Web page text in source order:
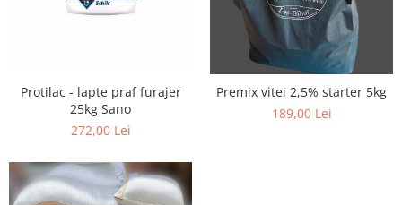
Cuști transport animale mici
Aparate gard electric
Fir gard electric
Caini
Accesorii
Protilac - lapte praf furajer
25kg Sano
272,00 Lei
Premix vitei 2,5% starter 5kg
189,00 Lei